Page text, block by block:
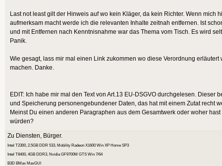
Last not least gilt der Hinweis auf wo kein Kläger, da kein Richter. Wenn mich
aufmerksam macht werde ich die relevanten Inhalte zeitnah entfernen. Ist
und mit Entfernen nach Kenntnisnahme war das Thema vom Tisch. Es wird
Panik.
Wie gesagt, lass mir mal einen Link zukommen wo diese Verordnung
machen. Danke.
EDIT: Ich habe mir mal den Text von Art.13 EU-DSGVO durchgelesen. Dieser
und Speicherung personengebundener Daten, das hat mit einem Zutat recht
Meinst Du einen anderen Paragraphen aus dem Gesamtwerk oder woher
würden?
Zu Diensten, Bürger.
Intel T2300, 2.5GB DDR 533, Mobility Radeon X1600 Win XP Home SP3
Intel T8400, 4GB DDR3, Nvidia GF9700M GTS Win 7/64
B3D BMax MaxGUI